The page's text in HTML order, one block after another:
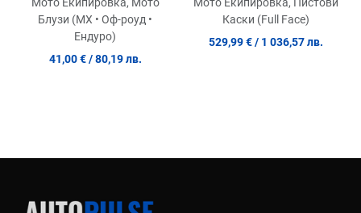
Мото Екипировка, Мото
Блузи (MX • Оф-роуд •
Ендуро)
41,00 € / 80,19 лв.
Мото Екипировка, Пистови
Каски (Full Face)
529,99 €/ 1 036,57 лв.